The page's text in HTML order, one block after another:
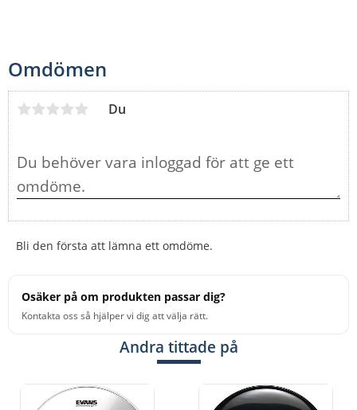
Omdömen
Du
Bli den första att lämna ett omdöme.
Osäker på om produkten passar dig?
Kontakta oss så hjälper vi dig att välja rätt.
Andra tittade på